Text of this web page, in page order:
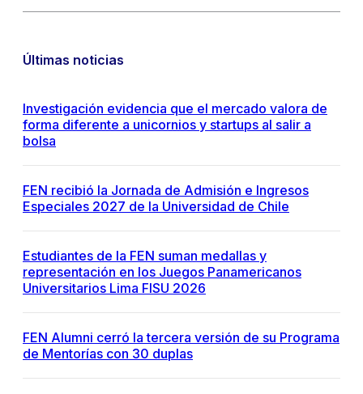
Últimas noticias
Investigación evidencia que el mercado valora de
forma diferente a unicornios y startups al salir a
bolsa
FEN recibió la Jornada de Admisión e Ingresos
Especiales 2027 de la Universidad de Chile
Estudiantes de la FEN suman medallas y
representación en los Juegos Panamericanos
Universitarios Lima FISU 2026
FEN Alumni cerró la tercera versión de su Programa
de Mentorías con 30 duplas